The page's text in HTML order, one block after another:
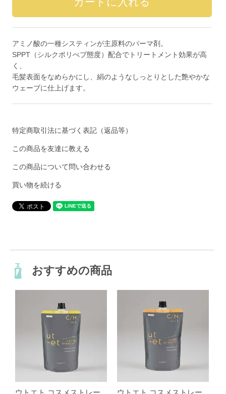
アミノ酸の一種システィンが主原料のパーマ剤。
SPPT（シルクポリぺプ態度）配合でトリートメント効果が高
く、
毛髪表面をなめらかにし、絹のようなしっとりとした艶やかな
ウェーブに仕上げます。
特定商取引法に基づく表記（返品等）
この商品を友達に教える
この商品について問い合わせる
買い物を続ける
おすすめの商品